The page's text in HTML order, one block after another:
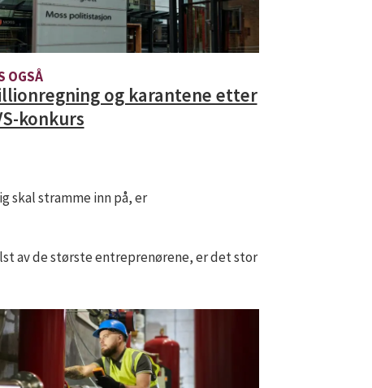
OGSÅ
og karantene etter
konkurs
skal stramme inn på, er
av de største entreprenørene, er det stor